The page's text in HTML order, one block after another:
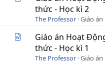
thức - Học kì 2
The Professor Giáo
Giáo án Hoạt
thức - Học kì 1
The Professor Giáo